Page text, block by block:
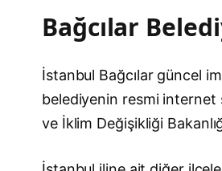
Bağcılar
İstanbul Bağcılar güncel
belediyenin resmi internet
ve İklim Değişikliği